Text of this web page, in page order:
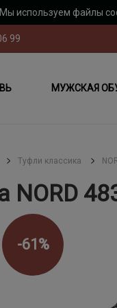
Мы используем файлы
99
МУЖСКАЯ
Туфли классика
NORD
-61%